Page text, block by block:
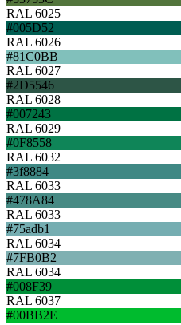
RAL 6025
#005D52
RAL 6026
#81C0BB
RAL 6027
#2D5546
RAL 6028
#007243
RAL 6029
#0F8558
RAL 6032
#3f8884
RAL 6033
#478A84
RAL 6033
#75adb1
RAL 6034
#7FB0B2
RAL 6034
#008F39
RAL 6037
#00BB2E